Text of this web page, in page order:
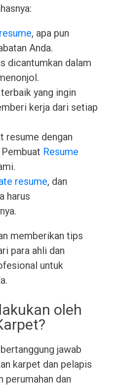
, apa pun
Anda.
dicantumkan dalam
yang ingin
kerja dari setiap
resume dengan
Resume
resume, dan
harus
memberikan tips
para ahli dan
untuk
oleh
jawab
karpet dan pelapis
perumahan dan